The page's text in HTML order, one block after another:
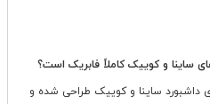
ساینا و کوییک کاملاً فابریک است؟
داشبورد ساینا و کوییک طراحی شده و